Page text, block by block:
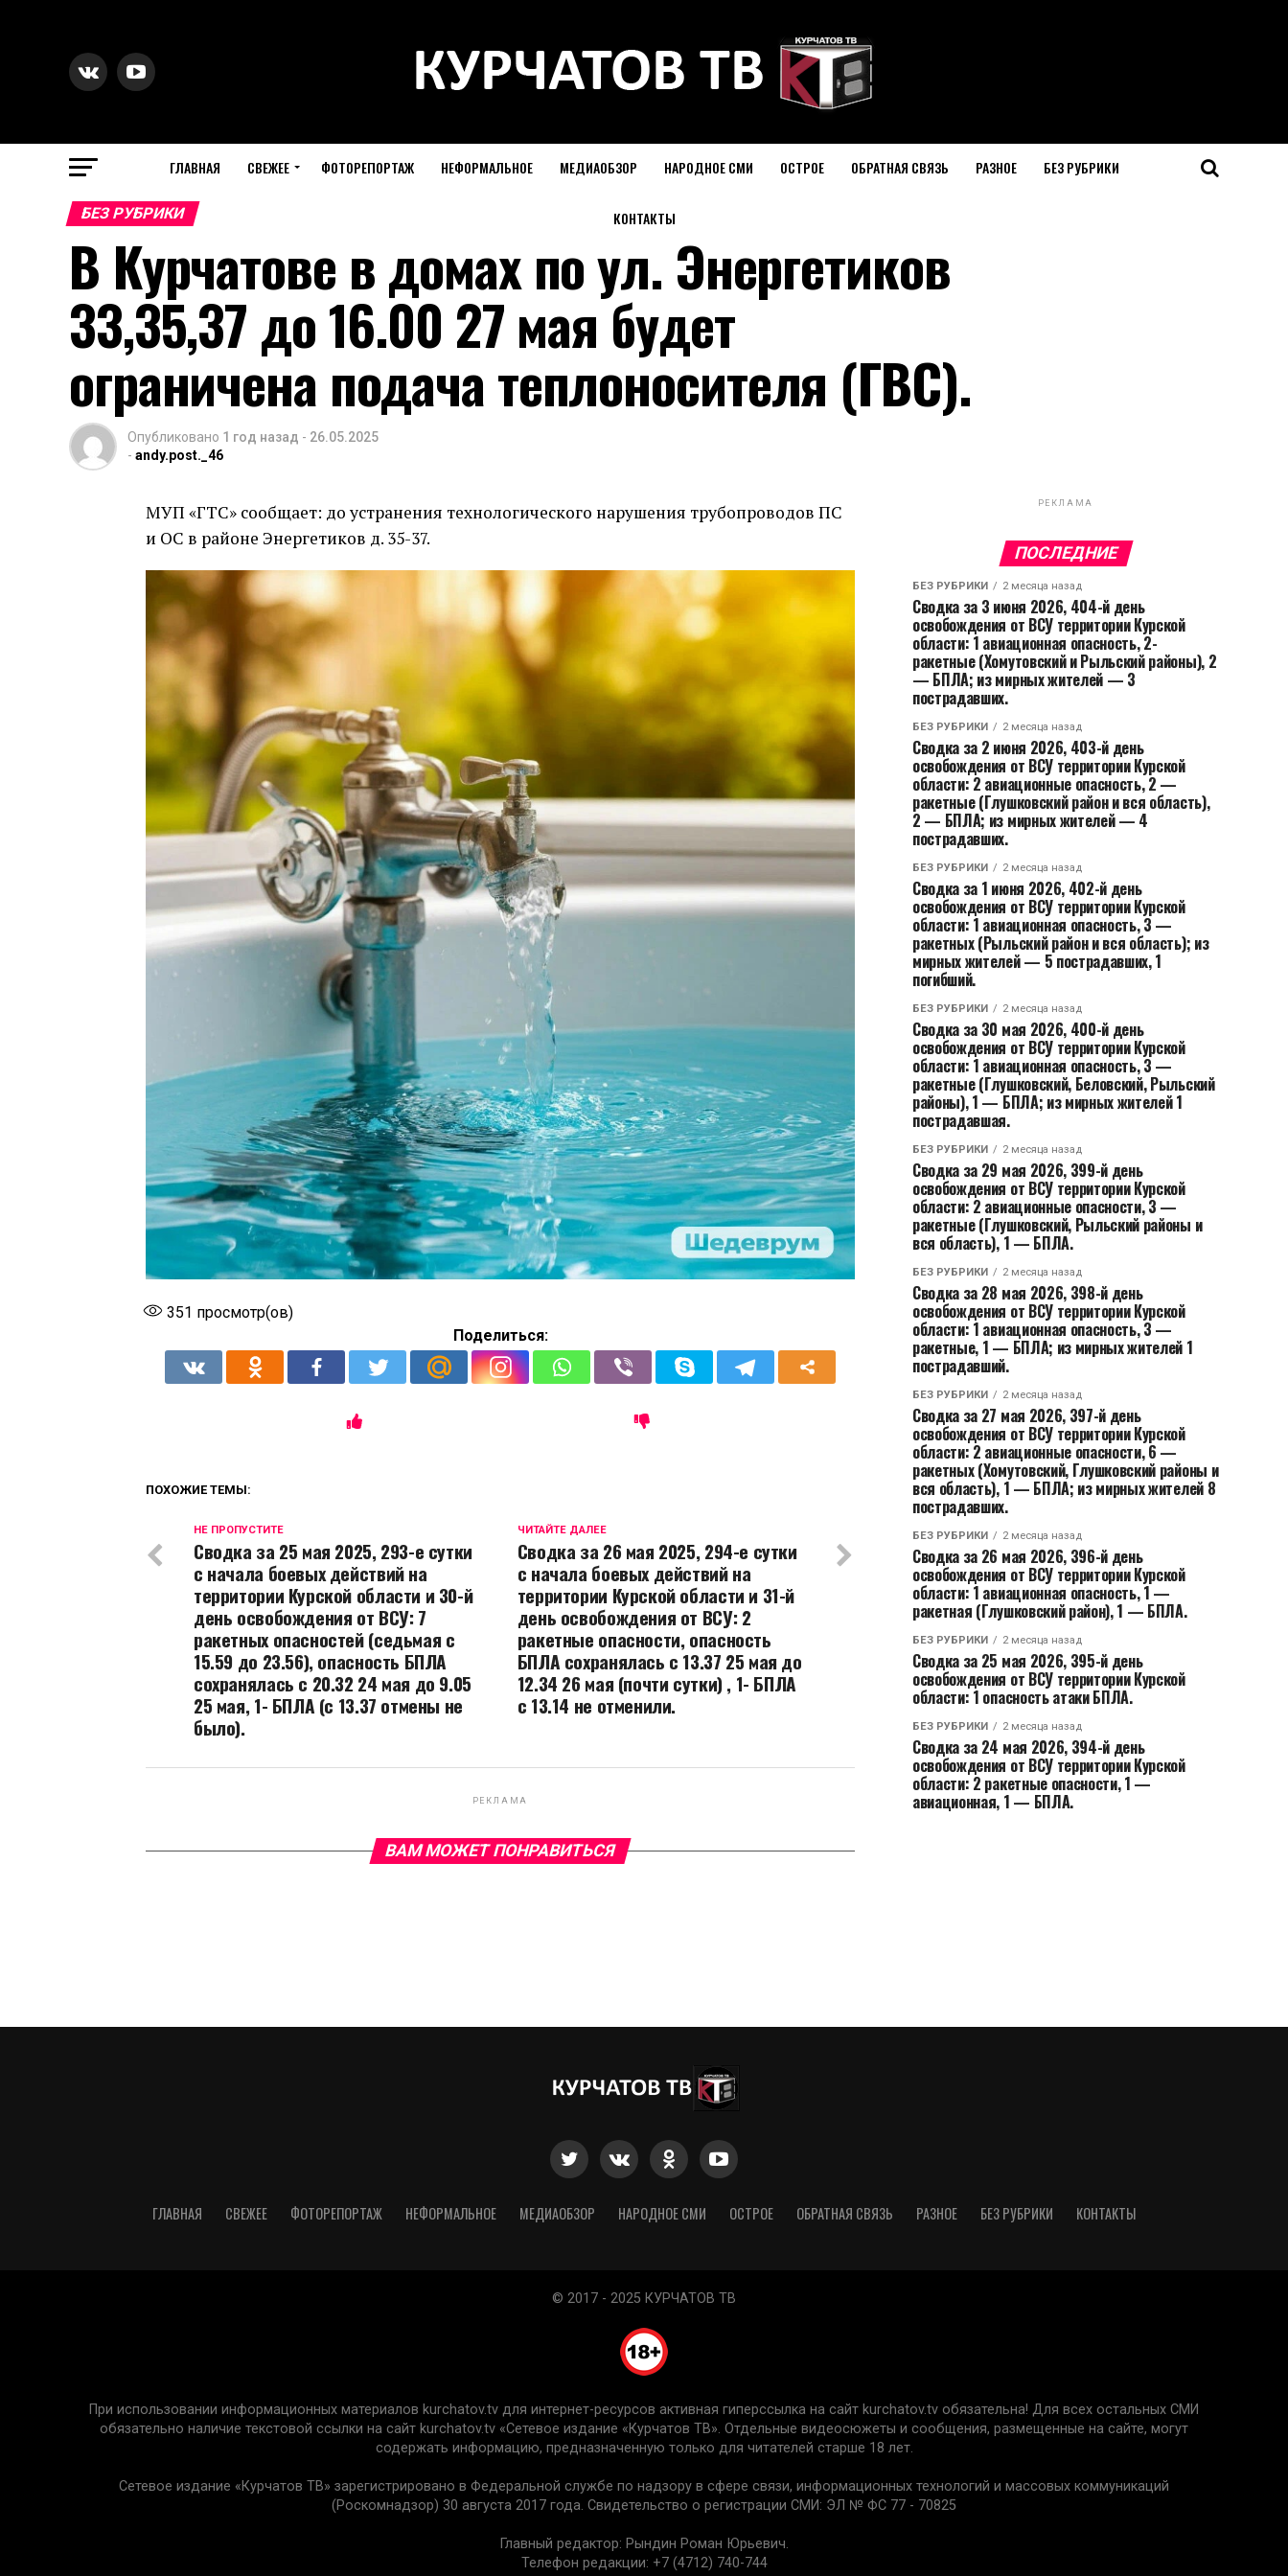
ГЛАВНАЯ СВЕЖЕЕ ФОТОРЕПОРТАЖ НЕФОРМАЛЬНОЕ МЕДИАОБЗОР НАРОДНОЕ СМИ ОСТРОЕ ОБРАТНАЯ СВЯЗЬ РАЗНОЕ БЕЗ РУБРИКИ
КОНТАКТЫ
БЕЗ РУБРИКИ
В Курчатове в домах по ул. Энергетиков
33,35,37 до 16.00 27 мая будет
ограничена подача теплоносителя (ГВС).
Опубликовано 1 год назад - 26.05.2025
- andy.post._46
МУП «ГТС» сообщает: до устранения технологического нарушения трубопроводов ПС
и ОС в районе Энергетиков д. 35-37.
351 просмотр(ов)
Поделиться:
ПОХОЖИЕ ТЕМЫ:
ЧИТАЙТЕ ДАЛЕЕ
Сводка за 26 мая 2025, 294-е сутки
с начала боевых действий на
территории Курской области и 31-й
день освобождения от ВСУ: 2
ракетные опасности, опасность
БПЛА сохранялась с 13.37 25 мая до
12.34 26 мая (почти сутки) , 1- БПЛА
с 13.14 не отменили.
НЕ ПРОПУСТИТЕ
Сводка за 25 мая 2025, 293-е сутки
с начала боевых действий на
территории Курской области и 30-й
день освобождения от ВСУ: 7
ракетных опасностей (седьмая с
15.59 до 23.56), опасность БПЛА
сохранялась с 20.32 24 мая до 9.05
25 мая, 1- БПЛА (с 13.37 отмены не
было).
РЕКЛАМА
ВАМ МОЖЕТ ПОНРАВИТЬСЯ
РЕКЛАМА
ПОСЛЕДНИЕ
БЕЗ РУБРИКИ 2 месяца назад
Сводка за 3 июня 2026, 404-й день
освобождения от ВСУ территории Курской
области: 1 авиационная опасность, 2-
ракетные (Хомутовский и Рыльский районы), 2
— БПЛА; из мирных жителей — 3
пострадавших.
БЕЗ РУБРИКИ 2 месяца назад
Сводка за 2 июня 2026, 403-й день
освобождения от ВСУ территории Курской
области: 2 авиационные опасность, 2 —
ракетные (Глушковский район и вся область),
2 — БПЛА; из мирных жителей — 4
пострадавших.
БЕЗ РУБРИКИ 2 месяца назад
Сводка за 1 июня 2026, 402-й день
освобождения от ВСУ территории Курской
области: 1 авиационная опасность, 3 —
ракетных (Рыльский район и вся область); из
мирных жителей — 5 пострадавших, 1
погибший.
БЕЗ РУБРИКИ 2 месяца назад
Сводка за 30 мая 2026, 400-й день
освобождения от ВСУ территории Курской
области: 1 авиационная опасность, 3 —
ракетные (Глушковский, Беловский, Рыльский
районы), 1 — БПЛА; из мирных жителей 1
пострадавшая.
БЕЗ РУБРИКИ 2 месяца назад
Сводка за 29 мая 2026, 399-й день
освобождения от ВСУ территории Курской
области: 2 авиационные опасности, 3 —
ракетные (Глушковский, Рыльский районы и
вся область), 1 — БПЛА.
БЕЗ РУБРИКИ 2 месяца назад
Сводка за 28 мая 2026, 398-й день
освобождения от ВСУ территории Курской
области: 1 авиационная опасность, 3 —
ракетные, 1 — БПЛА; из мирных жителей 1
пострадавший.
БЕЗ РУБРИКИ 2 месяца назад
Сводка за 27 мая 2026, 397-й день
освобождения от ВСУ территории Курской
области: 2 авиационные опасности, 6 —
ракетных (Хомутовский, Глушковский районы и
вся область), 1 — БПЛА; из мирных жителей 8
пострадавших.
БЕЗ РУБРИКИ 2 месяца назад
Сводка за 26 мая 2026, 396-й день
освобождения от ВСУ территории Курской
области: 1 авиационная опасность, 1 —
ракетная (Глушковский район), 1 — БПЛА.
БЕЗ РУБРИКИ 2 месяца назад
Сводка за 25 мая 2026, 395-й день
освобождения от ВСУ территории Курской
области: 1 опасность атаки БПЛА.
БЕЗ РУБРИКИ 2 месяца назад
Сводка за 24 мая 2026, 394-й день
освобождения от ВСУ территории Курской
области: 2 ракетные опасности, 1 —
авиационная, 1 — БПЛА.
ГЛАВНАЯ СВЕЖЕЕ ФОТОРЕПОРТАЖ НЕФОРМАЛЬНОЕ МЕДИАОБЗОР НАРОДНОЕ СМИ ОСТРОЕ ОБРАТНАЯ СВЯЗЬ РАЗНОЕ БЕЗ РУБРИКИ КОНТАКТЫ
© 2017 - 2025 КУРЧАТОВ ТВ
При использовании информационных материалов kurchatov.tv для интернет-ресурсов активная гиперссылка на сайт kurchatov.tv обязательна! Для всех остальных СМИ
обязательно наличие текстовой ссылки на сайт kurchatov.tv «Сетевое издание «Курчатов ТВ». Отдельные видеосюжеты и сообщения, размещенные на сайте, могут
содержать информацию, предназначенную только для читателей старше 18 лет.
Сетевое издание «Курчатов ТВ» зарегистрировано в Федеральной службе по надзору в сфере связи, информационных технологий и массовых коммуникаций
(Роскомнадзор) 30 августа 2017 года. Свидетельство о регистрации СМИ: ЭЛ № ФС 77 - 70825
Главный редактор: Рындин Роман Юрьевич.
Телефон редакции: +7 (4712) 740-744